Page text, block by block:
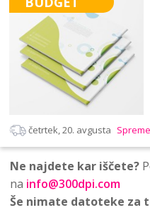
četrtek, 20. avgusta
Ne najdete kar iščete?
na info@300dpi.com
Še nimate datoteke za